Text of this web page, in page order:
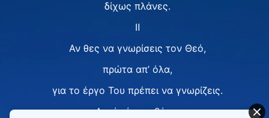
δίχως πλάνες.
Ⅱ
Αν θες να γνωρίσεις τον Θεό,
πρώτα απ’ όλα,
για το έργο Του πρέπει να γνωρίζεις.
Αυτό είναι η βάση.